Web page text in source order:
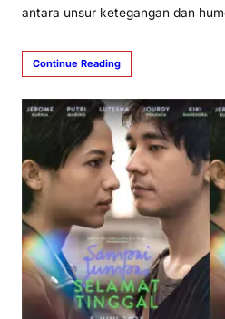
antara unsur ketegangan dan
Continue Reading